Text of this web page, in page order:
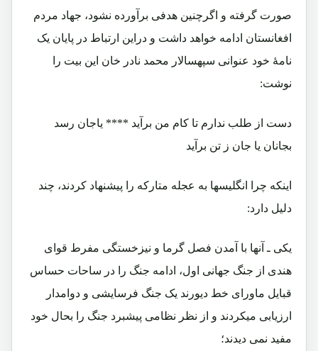
صورت گرفته و اگرچنین هدفی برآورده نشود، جهاد مردم
افغانستان ادامه خواهد داشت و دراین ارتباط در پایان یک
نامۀ خود عنوانی سپهسالار محمد نادر خان این بیت را
نوشت:
دست از طلب ندارم تا کام من برآید **** یاجان رسد
بجانان یا جان ز تن برآید
اینکه چرا انگلیسها به عجله متارکه را پیشنهاد کردند، چند
دلیل دارد:
یکی ـ آنها با آمدن فصل گرما و نیزخستگی مفرط قوای
هندی از جنگ جهانی اول، ادامه جنگ را در ساحات حساس
قبایل ماورای خط دیورند یک جنگ فرسایشی و دوامدار
ارزیابی میکردند و از نظر نظامی پیشبرد جنگ را بحال خود
مفید نمی دیدند؛